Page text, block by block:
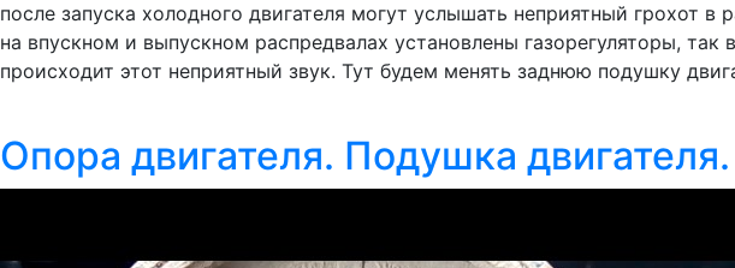
после запуска холодного двигателя могут услышать неприятный грохот
на впускном и выпускном распредвалах установлены газорегуляторы, так
происходит этот неприятный звук. Тут будем менять заднюю подушку
Опора двигателя. Подушка